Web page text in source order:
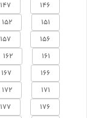
146
147
151
152
156
157
161
162
166
167
171
172
176
177